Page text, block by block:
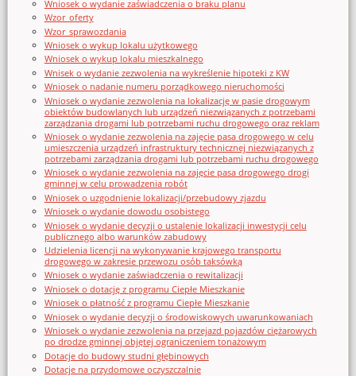
Wniosek o wydanie zaświadczenia o braku planu
Wzor_oferty
Wzor_sprawozdania
Wniosek o wykup lokalu użytkowego
Wniosek o wykup lokalu mieszkalnego
Wnisek o wydanie zezwolenia na wykreślenie hipoteki z KW
Wniosek o nadanie numeru porządkowego nieruchomości
Wniosek o wydanie zezwolenia na lokalizację w pasie drogowym
obiektów budowlanych lub urządzeń niezwiązanych z potrzebami
zarządzania drogami lub potrzebami ruchu drogowego oraz reklam
Wniosek o wydanie zezwolenia na zajęcie pasa drogowego w celu
umieszczenia urządzeń infrastruktury technicznej niezwiązanych z
potrzebami zarządzania drogami lub potrzebami ruchu drogowego
Wniosek o wydanie zezwolenia na zajęcie pasa drogowego drogi
gminnej w celu prowadzenia robót
Wniosek o uzgodnienie lokalizacji/przebudowy zjazdu
Wniosek o wydanie dowodu osobistego
Wniosek o wydanie decyzji o ustalenie lokalizacji inwestycji celu
publicznego albo warunków zabudowy
Udzielenia licencji na wykonywanie krajowego transportu
drogowego w zakresie przewozu osób taksówką
Wniosek o wydanie zaświadczenia o rewitalizacji
Wniosek o dotację z programu Ciepłe Mieszkanie
Wniosek o płatność z programu Ciepłe Mieszkanie
Wniosek o wydanie decyzji o środowiskowych uwarunkowaniach
Wniosek o wydanie zezwolenia na przejazd pojazdów ciężarowych
po drodze gminnej objętej ograniczeniem tonażowym
Dotacje do budowy studni głębinowych
Dotacje na przydomowe oczyszczalnie